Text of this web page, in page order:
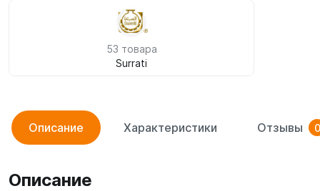
53 товара
Surrati
Описание Характеристики Отзывы 0
Описание